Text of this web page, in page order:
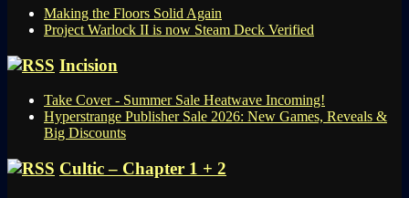
Making the Floors Solid Again
Project Warlock II is now Steam Deck Verified
Incision
Take Cover - Summer Sale Heatwave Incoming!
Hyperstrange Publisher Sale 2026: New Games, Reveals &
Big Discounts
Cultic – Chapter 1 + 2